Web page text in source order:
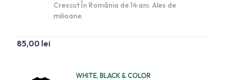
Crescut În România de 14 ani. Ales de
milioane.
85,00 lei
WHITE, BLACK & COLOR